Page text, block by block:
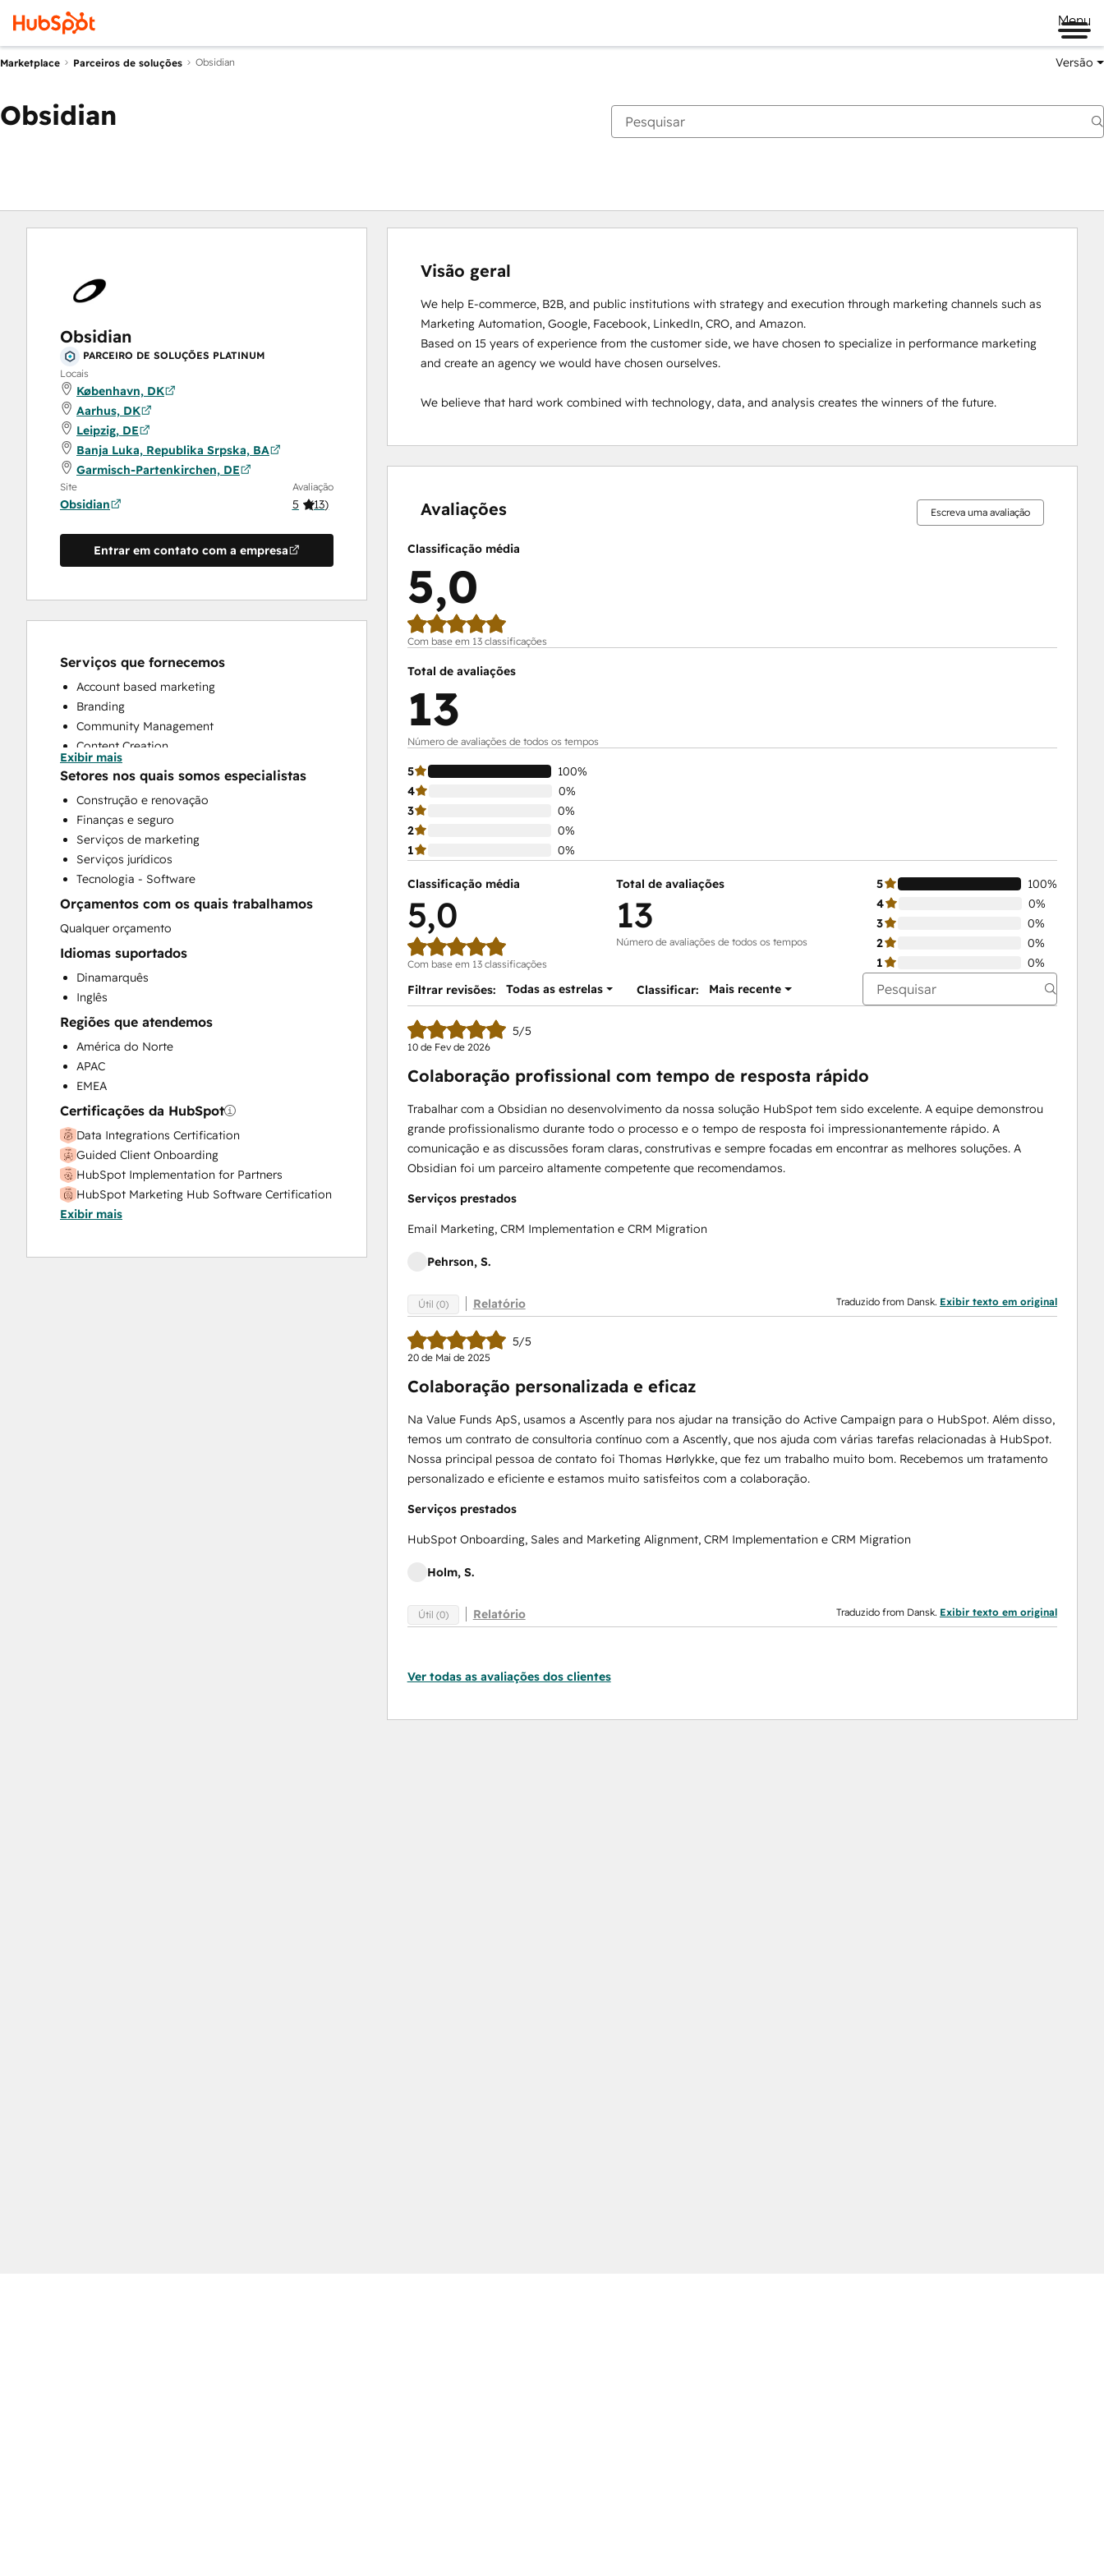
Menu
Marketplace Parceiros de soluções Obsidian Versão
Obsidian
Obsidian
PARCEIRO DE SOLUÇÕES PLATINUM
Locais
København, DK
Aarhus, DK
Leipzig, DE
Banja Luka, Republika Srpska, BA
Garmisch-Partenkirchen, DE
Site
Obsidian
Avaliação
5 (13)
Entrar em contato com a empresa
Serviços que fornecemos
Account based marketing
Branding
Community Management
Content Creation
Conversational Marketing
CRM Implementation
CRM Migration
Custom API Integrations
Customer Marketing
Customer Success Training
Customer Support Training
Customer Survey and Analysis
Email Marketing
Help Desk Implementation
Knowledge Base Development
Paid Advertising
Programmable Automation
Public Relations
Sales and Marketing Alignment
Sales Coaching and Training
Search Engine Optimization
Social Media
Video Production
Website Design
Website Development
Website Migration
Exibir mais
Setores nos quais somos especialistas
Construção e renovação
Finanças e seguro
Serviços de marketing
Serviços jurídicos
Tecnologia - Software
Orçamentos com os quais trabalhamos
Qualquer orçamento
Idiomas suportados
Dinamarquês
Inglês
Regiões que atendemos
América do Norte
APAC
EMEA
Certificações da HubSpot
Data Integrations Certification
Guided Client Onboarding
HubSpot Implementation for Partners
HubSpot Marketing Hub Software Certification
HubSpot Reporting
HubSpot Solutions Partner
Exibir mais
Visão geral
We help E-commerce, B2B, and public institutions with strategy and execution through marketing channels such as
Marketing Automation, Google, Facebook, LinkedIn, CRO, and Amazon.
Based on 15 years of experience from the customer side, we have chosen to specialize in performance marketing
and create an agency we would have chosen ourselves.
We believe that hard work combined with technology, data, and analysis creates the winners of the future.
Avaliações Escreva uma avaliação
Classificação média
5,0
Com base em 13 classificações
Total de avaliações
13
Número de avaliações de todos os tempos
5
100%
4
0%
3
0%
2
0%
1
0%
Classificação média
5,0
Com base em 13 classificações
Total de avaliações
13
Número de avaliações de todos os tempos
5
100%
4
0%
3
0%
2
0%
1
0%
Filtrar revisões:
Todas as estrelas Classificar: Mais recente
5/5
10 de Fev de 2026
Colaboração profissional com tempo de resposta rápido
Trabalhar com a Obsidian no desenvolvimento da nossa solução HubSpot tem sido excelente. A equipe demonstrou
grande profissionalismo durante todo o processo e o tempo de resposta foi impressionantemente rápido. A
comunicação e as discussões foram claras, construtivas e sempre focadas em encontrar as melhores soluções. A
Obsidian foi um parceiro altamente competente que recomendamos.
Serviços prestados
Email Marketing, CRM Implementation e CRM Migration
Pehrson, S.
Útil (0) Relatório Traduzido from Dansk. Exibir texto em original
5/5
20 de Mai de 2025
Colaboração personalizada e eficaz
Na Value Funds ApS, usamos a Ascently para nos ajudar na transição do Active Campaign para o HubSpot. Além disso,
temos um contrato de consultoria contínuo com a Ascently, que nos ajuda com várias tarefas relacionadas à HubSpot.
Nossa principal pessoa de contato foi Thomas Hørlykke, que fez um trabalho muito bom. Recebemos um tratamento
personalizado e eficiente e estamos muito satisfeitos com a colaboração.
Serviços prestados
HubSpot Onboarding, Sales and Marketing Alignment, CRM Implementation e CRM Migration
Holm, S.
Útil (0) Relatório Traduzido from Dansk. Exibir texto em original
Ver todas as avaliações dos clientes